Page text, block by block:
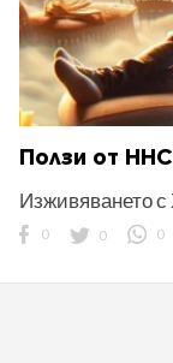
Ползи от HHC
Изживяването
0 0 0